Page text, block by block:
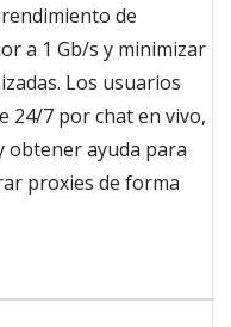
de
a 1 Gb/s y minimizar
Los usuarios
24/7 por chat en vivo,
obtener ayuda para
proxies de forma